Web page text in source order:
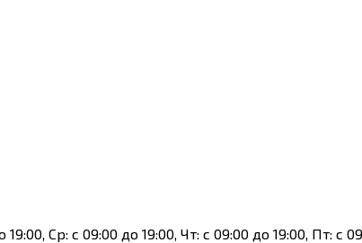
Ср: с 09:00 до 19:00, Чт: с 09:00 до 19:00, Пт: с